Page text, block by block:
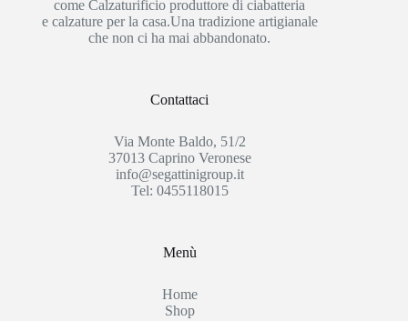
come Calzaturificio produttore di ciabatteria
e calzature per la casa.Una tradizione artigianale
che non ci ha mai abbandonato.
Contattaci
Via Monte Baldo, 51/2
37013 Caprino Veronese
info@segattinigroup.it
Tel: 0455118015
Menù
Home
Shop